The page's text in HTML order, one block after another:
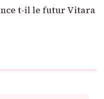
t-il le futur Vitara